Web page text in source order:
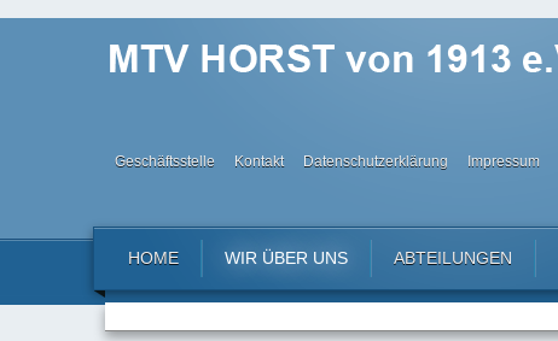
Geschäftsstelle Kontakt Datenschutzerklärung Impressum
HOME WIR ÜBER UNS ABTEILUNGEN